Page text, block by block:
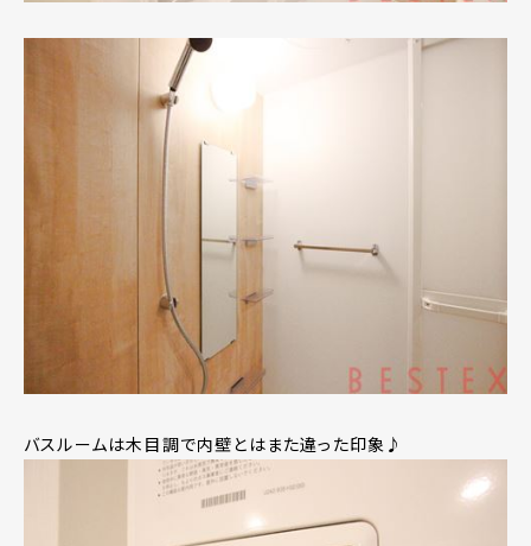
バスルームは木目調で内壁とはまた違った印象♪